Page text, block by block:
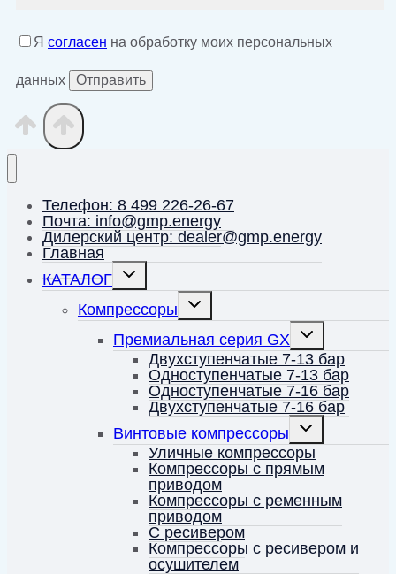
Я согласен на обработку моих персональных
данных
Телефон: 8 499 226-26-67
Почта: info@gmp.energy
Дилерский центр: dealer@gmp.energy
Главная
КАТАЛОГ
Переключить
дочернее
меню
Компрессоры
Переключить
дочернее
меню
Премиальная серия GX
Переключить
дочернее
меню
Двухступенчатые 7-13 бар
Одноступенчатые 7-13 бар
Одноступенчатые 7-16 бар
Двухступенчатые 7-16 бар
Винтовые компрессоры
Переключить
дочернее
меню
Уличные компрессоры
Компрессоры с прямым
приводом
Компрессоры с ременным
приводом
С ресивером
Компрессоры с ресивером и
осушителем